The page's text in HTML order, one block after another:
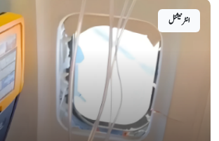
انٹرنیشنل